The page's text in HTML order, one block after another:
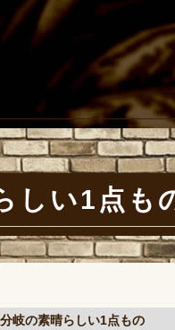
しい1点も
岐の素晴らしい1点もの